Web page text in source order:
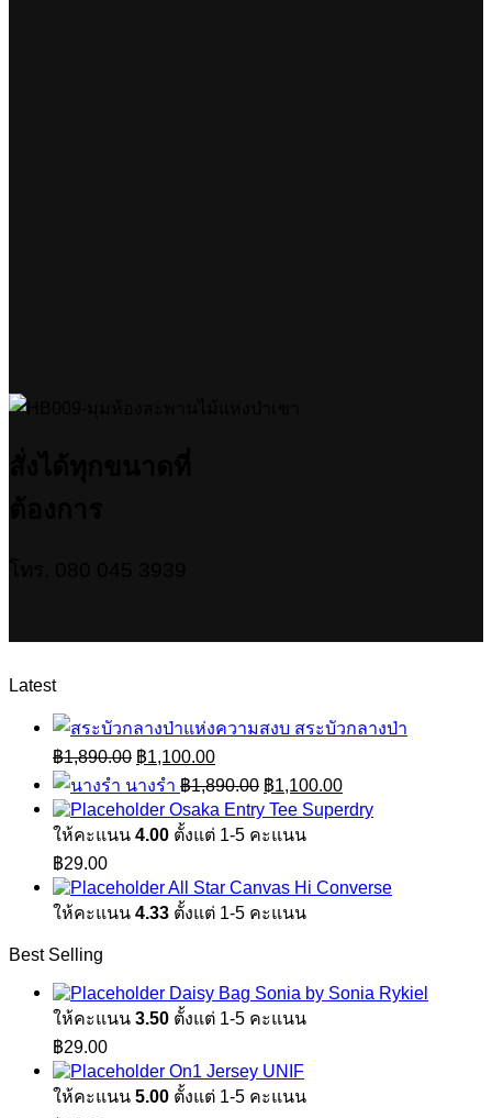
Latest
สระบัวกลางป่า
฿1,890.00 Original
price
was:
฿1,890.00.
฿1,100.00Current
price
is:
฿1,100.00.
นางรำ ฿1,890.00 Original
price
was:
฿1,890.00.
฿1,100.00Current
price
is:
Osaka Entry Tee Superdry
ให้คะแนน 4.00 ตั้งแต่ 1-5 คะแนน
฿29.00
All Star Canvas Hi Converse
ให้คะแนน 4.33 ตั้งแต่ 1-5 คะแนน
Best Selling
Daisy Bag Sonia by Sonia Rykiel
ให้คะแนน 3.50 ตั้งแต่ 1-5 คะแนน
฿29.00
On1 Jersey UNIF
ให้คะแนน 5.00 ตั้งแต่ 1-5 คะแนน